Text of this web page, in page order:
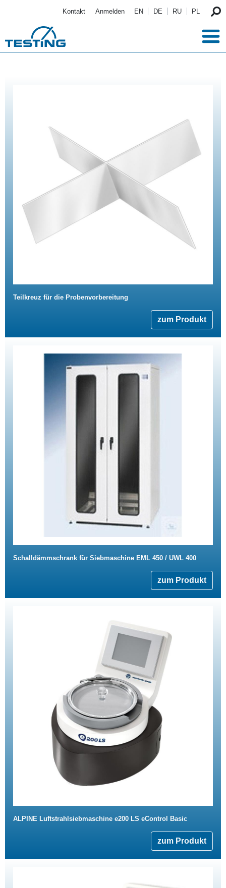
Kontakt Anmelden EN DE RU PL
Teilkreuz für die Probenvorbereitung
zum Produkt
Schalldämmschrank für Siebmaschine EML 450 / UWL 400
zum Produkt
ALPINE Luftstrahlsiebmaschine e200 LS eControl Basic
zum Produkt